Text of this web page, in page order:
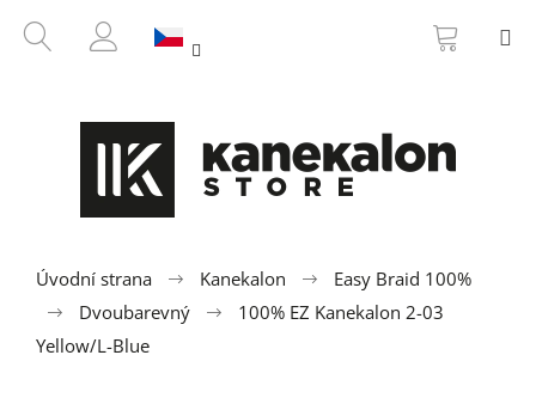
HLEDAT
PŘIHLÁŠENÍ
KOŠÍK
Úvodní strana Kanekalon
Easy Braid 100%
Dvoubarevný
100% EZ Kanekalon 2-03
Yellow/L-Blue
ZPĚT
ZPĚT
b